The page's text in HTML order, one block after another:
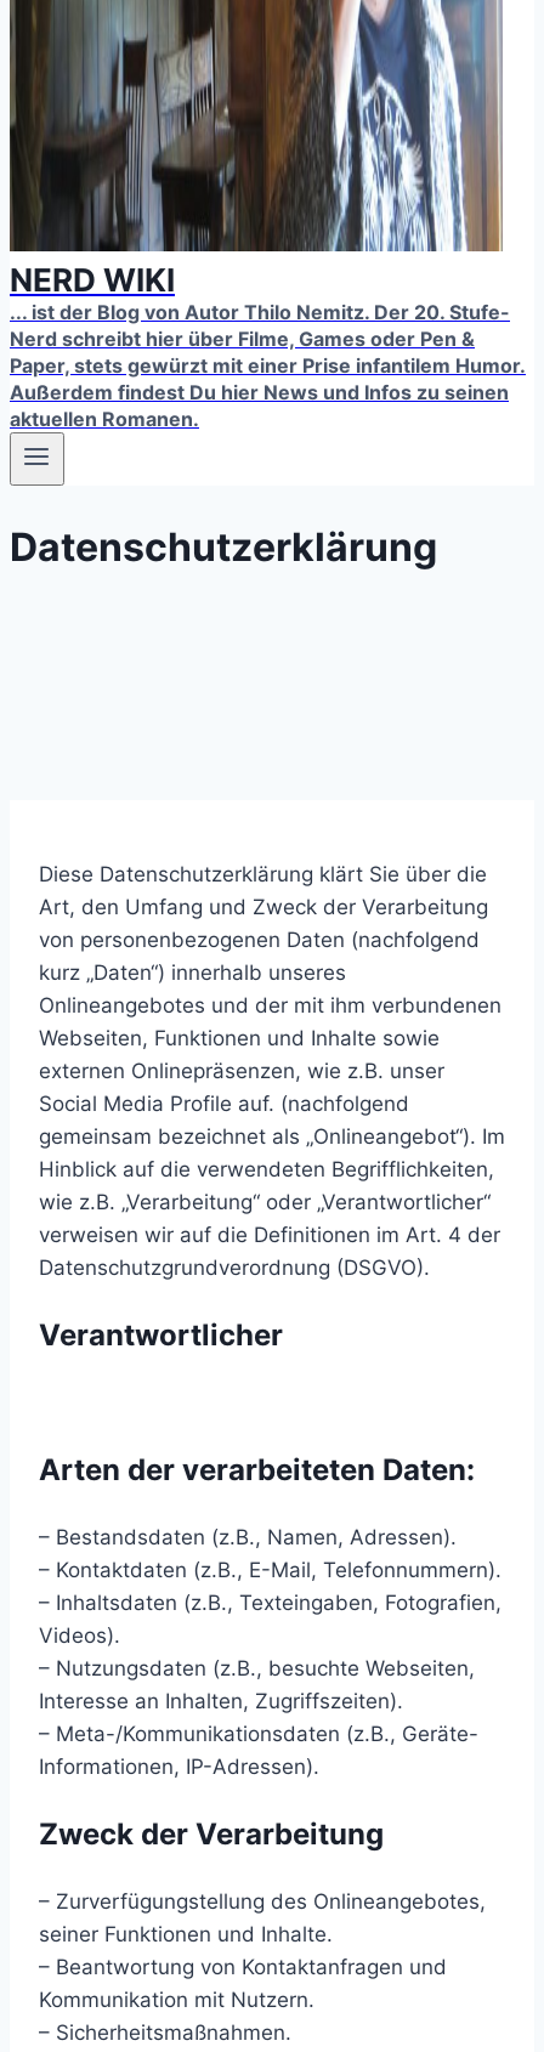
NERD WIKI
... ist der Blog von Autor Thilo Nemitz. Der 20. Stufe-
Nerd schreibt hier über Filme, Games oder Pen &
Paper, stets gewürzt mit einer Prise infantilem Humor.
Außerdem findest Du hier News und Infos zu seinen
aktuellen Romanen.
Datenschutzerklärung
Diese Datenschutzerklärung klärt Sie über die
Art, den Umfang und Zweck der Verarbeitung
von personenbezogenen Daten (nachfolgend
kurz „Daten“) innerhalb unseres
Onlineangebotes und der mit ihm verbundenen
Webseiten, Funktionen und Inhalte sowie
externen Onlinepräsenzen, wie z.B. unser
Social Media Profile auf. (nachfolgend
gemeinsam bezeichnet als „Onlineangebot“). Im
Hinblick auf die verwendeten Begrifflichkeiten,
wie z.B. „Verarbeitung“ oder „Verantwortlicher“
verweisen wir auf die Definitionen im Art. 4 der
Datenschutzgrundverordnung (DSGVO).
Verantwortlicher
Arten der verarbeiteten Daten:
– Bestandsdaten (z.B., Namen, Adressen).
– Kontaktdaten (z.B., E-Mail, Telefonnummern).
– Inhaltsdaten (z.B., Texteingaben, Fotografien,
Videos).
– Nutzungsdaten (z.B., besuchte Webseiten,
Interesse an Inhalten, Zugriffszeiten).
– Meta-/Kommunikationsdaten (z.B., Geräte-
Informationen, IP-Adressen).
Zweck der Verarbeitung
– Zurverfügungstellung des Onlineangebotes,
seiner Funktionen und Inhalte.
– Beantwortung von Kontaktanfragen und
Kommunikation mit Nutzern.
– Sicherheitsmaßnahmen.